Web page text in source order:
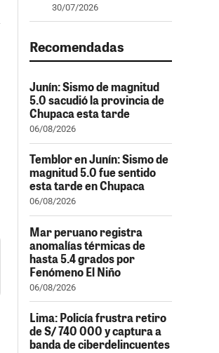
30/07/2026
Recomendadas
Junín: Sismo de magnitud
5.0 sacudió la provincia de
Chupaca esta tarde
06/08/2026
Temblor en Junín: Sismo de
magnitud 5.0 fue sentido
esta tarde en Chupaca
06/08/2026
Mar peruano registra
anomalías térmicas de
hasta 5.4 grados por
Fenómeno El Niño
06/08/2026
Lima: Policía frustra retiro
de S/ 740 000 y captura a
banda de ciberdelincuentes